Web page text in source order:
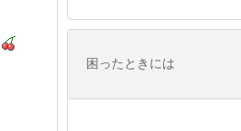
困ったときには